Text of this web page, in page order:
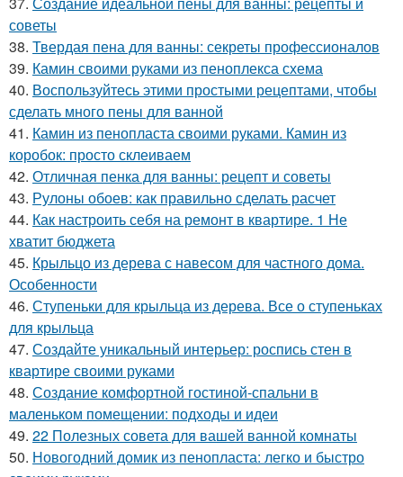
советы
38. Твердая пена для ванны: секреты профессионалов
39. Камин своими руками из пеноплекса схема
40. Воспользуйтесь этими простыми рецептами, чтобы
сделать много пены для ванной
41. Камин из пенопласта своими руками. Камин из
коробок: просто склеиваем
42. Отличная пенка для ванны: рецепт и советы
43. Рулоны обоев: как правильно сделать расчет
44. Как настроить себя на ремонт в квартире. 1 Не
хватит бюджета
45. Крыльцо из дерева с навесом для частного дома.
Особенности
46. Ступеньки для крыльца из дерева. Все о ступеньках
для крыльца
47. Создайте уникальный интерьер: роспись стен в
квартире своими руками
48. Создание комфортной гостиной-спальни в
маленьком помещении: подходы и идеи
49. 22 Полезных совета для вашей ванной комнаты
50. Новогодний домик из пенопласта: легко и быстро